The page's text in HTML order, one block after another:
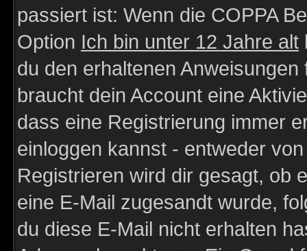
passiert ist: Wenn die COPPA
Option Ich bin unter 12 Jahre alt
du den erhaltenen
braucht dein Account eine
dass eine Registrierung immer
einloggen kannst - entweder
Registrieren wird dir gesagt, ob
eine E-Mail zugesandt wurde,
du diese E-Mail nicht erhalten